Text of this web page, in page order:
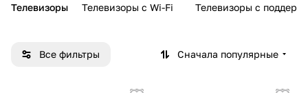
Телевизоры Телевизоры с Wi-Fi Телевизоры с
Все фильтры Сначала популярные